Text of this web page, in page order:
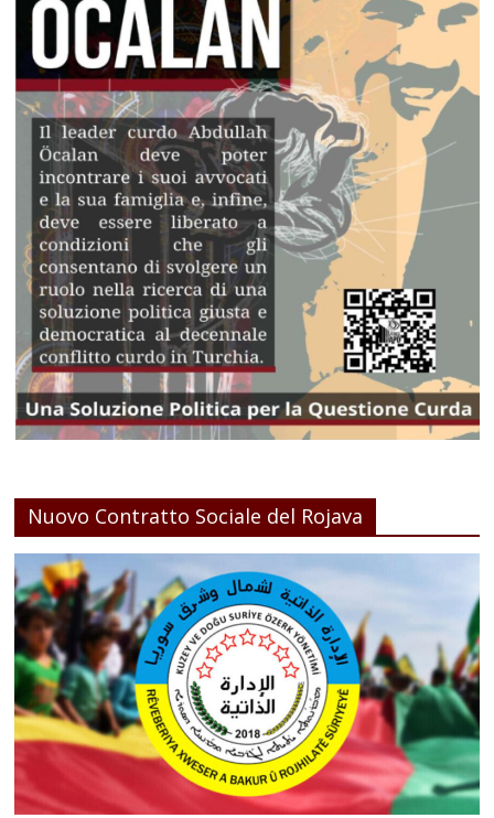
Nuovo Contratto Sociale del Rojava